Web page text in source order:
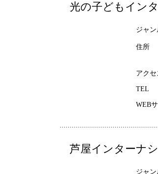
光の子どもイン
ジャン
住所
アクセ
TEL
WEB
芦屋インターナ
ジャン